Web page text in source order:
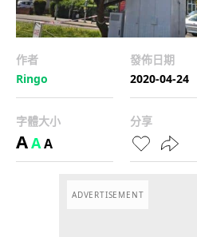
作者
Ringo
發佈日期
2020-04-24
字體大小
AAA
分享
ADVERTISEMENT